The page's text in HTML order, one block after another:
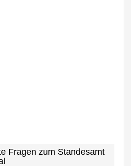
Fragen zum Standesamt